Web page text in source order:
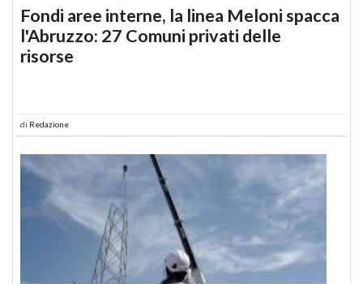
Fondi aree interne, la linea Meloni spacca
l'Abruzzo: 27 Comuni privati delle
risorse
di Redazione